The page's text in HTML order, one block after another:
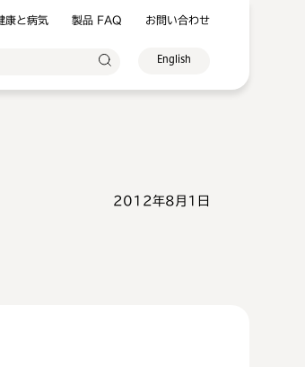
康と病気 製品 FAQ お問い合わせ
English
2012年8月1日